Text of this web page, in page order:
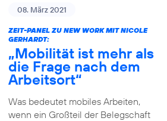
08. März 2021
ZEIT-PANEL ZU NEW WORK MIT NICOLE
GERHARDT:
„Mobilität ist mehr als
die Frage nach dem
Arbeitsort“
Was bedeutet mobiles Arbeiten,
wenn ein Großteil der Belegschaft